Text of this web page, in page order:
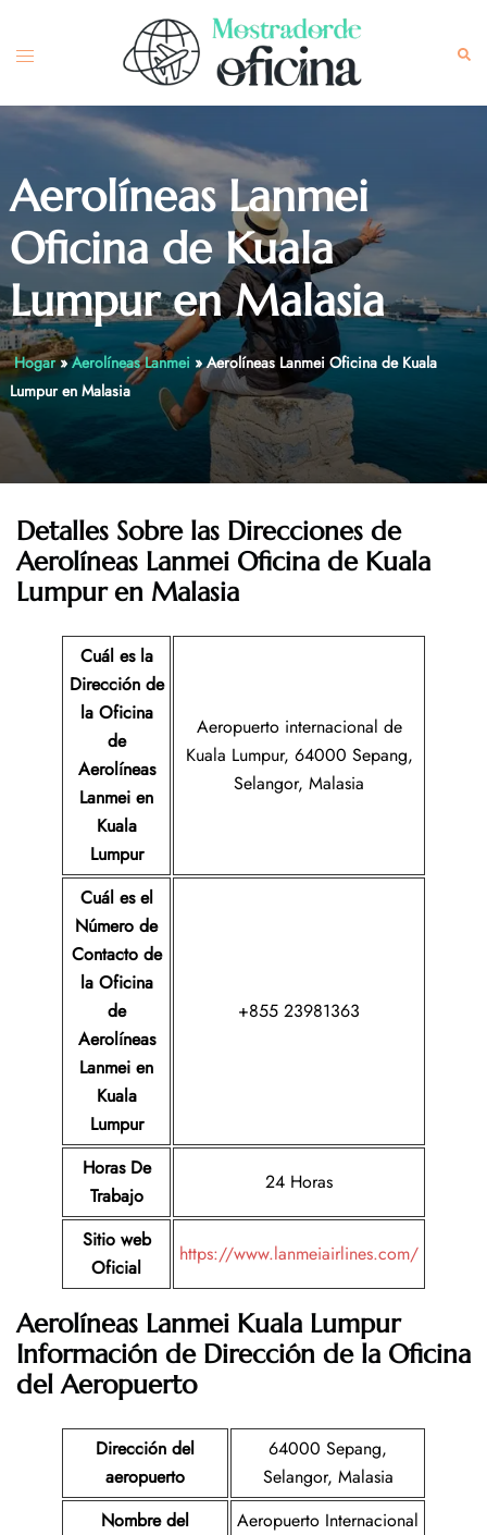
content
Toggle
Aerolíneas Lanmei
Oficina de Kuala
Lumpur en Malasia
Hogar»Aerolíneas Lanmei »Aerolíneas Lanmei Oficina de Kuala
Lumpur en Malasia
Detalles Sobre las Direcciones de
Aerolíneas Lanmei Oficina de Kuala
Lumpur en Malasia
Cuál es la
Dirección de
la Oficina
de
Aerolíneas
Lanmei en
Kuala
Lumpur
Aeropuerto internacional de
Kuala Lumpur, 64000 Sepang,
Selangor, Malasia
Cuál es el
Número de
Contacto de
la Oficina
de
Aerolíneas
Lanmei en
Kuala
Lumpur
+855 23981363
Horas De
Trabajo
24 Horas
Sitio web
Oficial
https://www.lanmeiairlines.com/
Aerolíneas Lanmei Kuala Lumpur
Información de Dirección de la Oficina
del Aeropuerto
Dirección del
aeropuerto
64000 Sepang,
Selangor, Malasia
Nombre del
Aeropuerto Internacional